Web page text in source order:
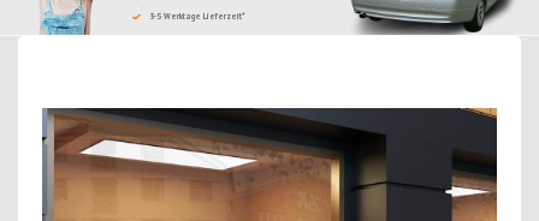
3-5 Werktage Lieferzeit*